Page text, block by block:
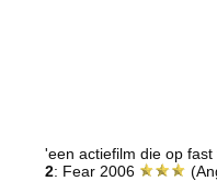
'een actiefilm die op
2: Fear 2006